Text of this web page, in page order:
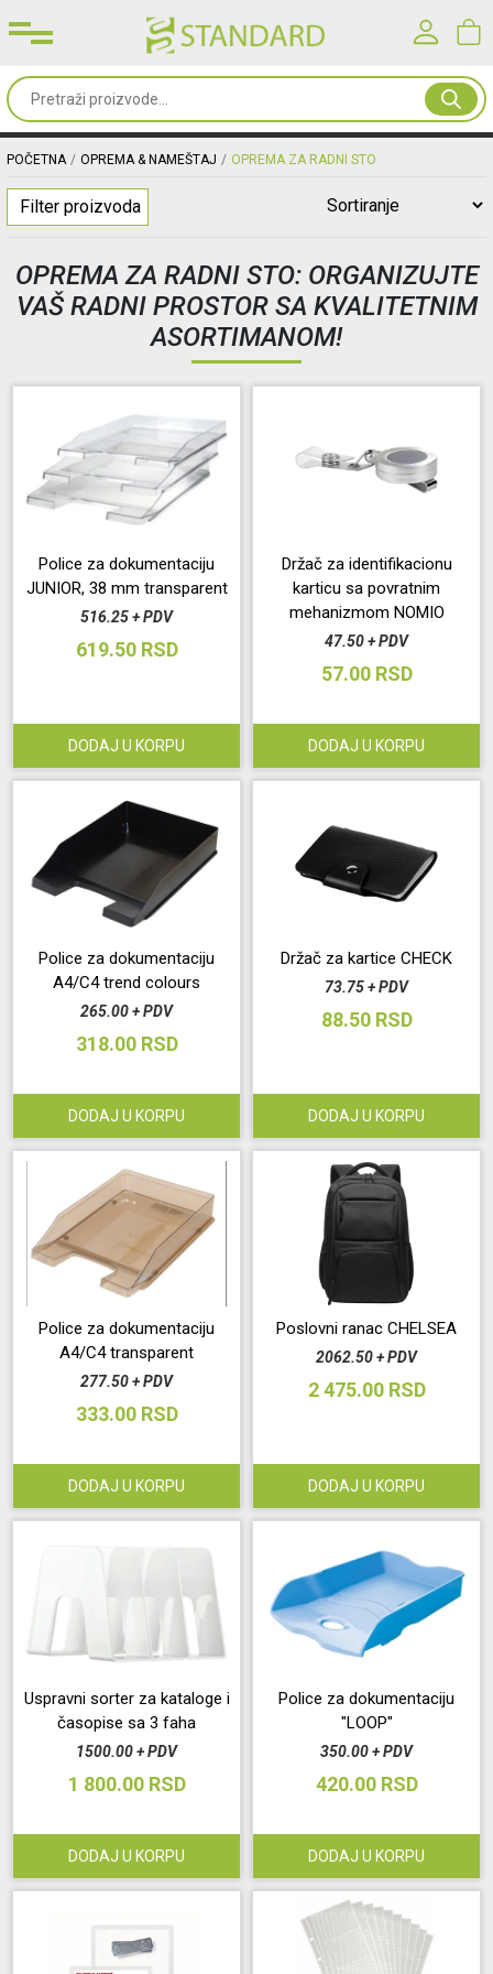
Sve
od
papira
Kancelarijski
Toneri
Oprema
nameštaj
Prijava
Registracija
korisnika
Blog
Korisničko ime*
PRIJAVA
POČETNA OPREMA & NAMEŠTAJ OPREMA ZA RADNI STO
Filter proizvoda
OPREMA ZA RADNI STO: ORGANIZUJTE
VAŠ RADNI PROSTOR SA KVALITETNIM
ASORTIMANOM!
Police za dokumentaciju
JUNIOR, 38 mm transparent
516.25 + PDV
619.50 RSD
DODAJ U KORPU
Držač za identifikacionu
karticu sa povratnim
mehanizmom NOMIO
47.50 + PDV
57.00 RSD
DODAJ U KORPU
Police za dokumentaciju
A4/C4 trend colours
265.00 + PDV
318.00 RSD
DODAJ U KORPU
Držač za kartice CHECK
73.75 + PDV
88.50 RSD
DODAJ U KORPU
Police za dokumentaciju
A4/C4 transparent
277.50 + PDV
333.00 RSD
DODAJ U KORPU
Poslovni ranac CHELSEA
2062.50 + PDV
2 475.00 RSD
DODAJ U KORPU
Uspravni sorter za kataloge i
časopise sa 3 faha
1500.00 + PDV
1 800.00 RSD
DODAJ U KORPU
Police za dokumentaciju
"LOOP"
350.00 + PDV
420.00 RSD
DODAJ U KORPU